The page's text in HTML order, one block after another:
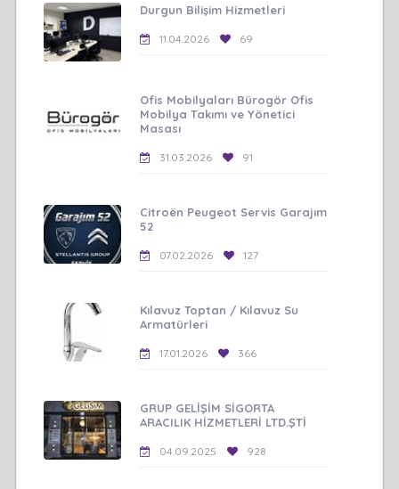
Durgun Bilişim Hizmetleri
11.04.2026 69
Ofis Mobilyaları Bürogör Ofis
Mobilya Takımı ve Yönetici
Masası
31.03.2026 91
Citroën Peugeot Servis Garajım
52
07.02.2026 127
Kılavuz Toptan / Kılavuz Su
Armatürleri
17.01.2026 366
GRUP GELİŞİM SİGORTA
ARACILIK HİZMETLERİ LTD.ŞTİ
04.09.2025 928